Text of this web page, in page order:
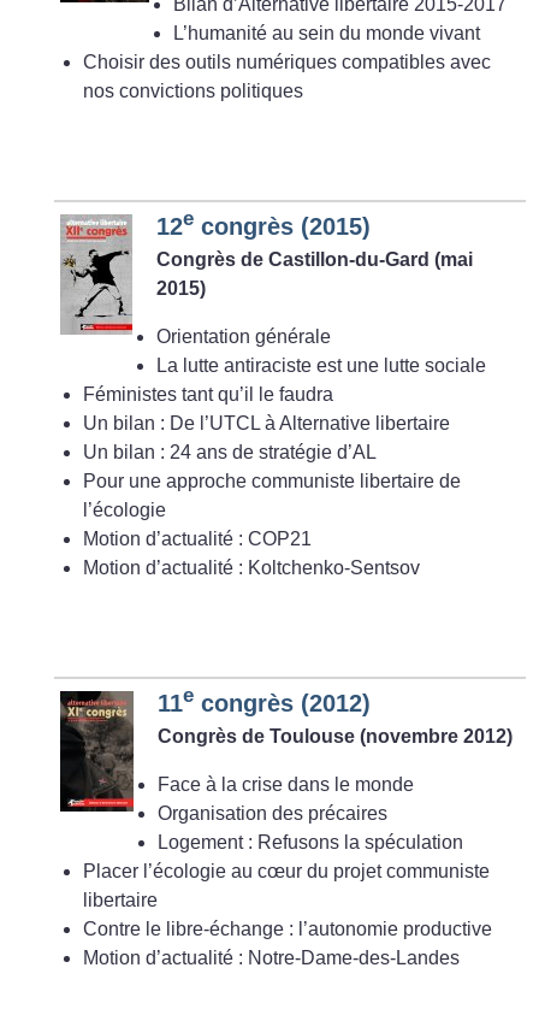
L’humanité au sein du monde vivant
Choisir des outils numériques compatibles avec
nos convictions politiques
12e congrès (2015)
Congrès de Castillon-du-Gard (mai
2015)
Orientation générale
La lutte antiraciste est une lutte sociale
Féministes tant qu’il le faudra
Un bilan : De l’UTCL à Alternative libertaire
Un bilan : 24 ans de stratégie d’AL
Pour une approche communiste libertaire de
l’écologie
Motion d’actualité : COP21
Motion d’actualité : Koltchenko-Sentsov
11e congrès (2012)
Congrès de Toulouse (novembre 2012)
Face à la crise dans le monde
Organisation des précaires
Logement : Refusons la spéculation
Placer l’écologie au cœur du projet communiste
libertaire
Contre le libre-échange : l’autonomie productive
Motion d’actualité : Notre-Dame-des-Landes